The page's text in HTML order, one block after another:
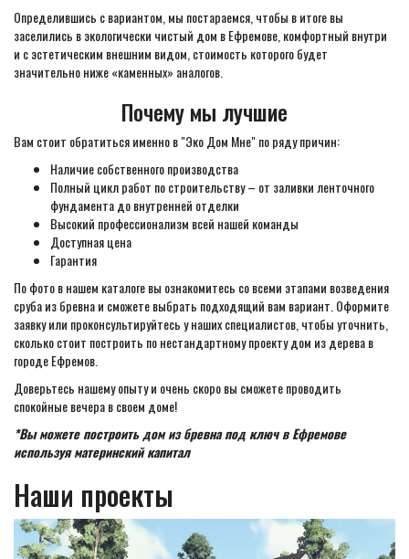
Определившись с вариантом, мы постараемся, чтобы в итоге вы
заселились в экологически чистый дом в Ефремове, комфортный внутри
и с эстетическим внешним видом, стоимость которого будет
значительно ниже «каменных» аналогов.
Почему мы лучшие
Вам стоит обратиться именно в "Эко Дом Мне" по ряду причин:
Наличие собственного производства
Полный цикл работ по строительству – от заливки ленточного
фундамента до внутренней отделки
Высокий профессионализм всей нашей команды
Доступная цена
Гарантия
По фото в нашем каталоге вы ознакомитесь со всеми этапами возведения
сруба из бревна и сможете выбрать подходящий вам вариант. Оформите
заявку или проконсультируйтесь у наших специалистов, чтобы уточнить,
сколько стоит построить по нестандартному проекту дом из дерева в
городе Ефремов.
Доверьтесь нашему опыту и очень скоро вы сможете проводить
спокойные вечера в своем доме!
*Вы можете построить дом из бревна под ключ в Ефремове
используя материнский капитал
Наши проекты